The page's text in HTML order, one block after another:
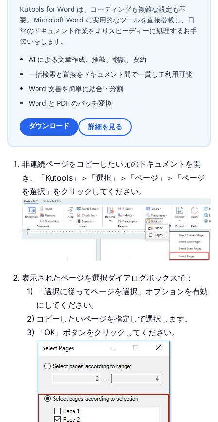
Kutools for Word は、コーディングも複雑な設定も不
要。Microsoft Word に実用的なツールを直接搭載し、日
常のドキュメント作業をよりスピーディーに処理するお手
伝いをします。
AI による文章作成、推敲、翻訳、要約
一括検索と置換をドキュメント間で一貫して利用可能
Word 文書を簡単に結合・分割
Word と PDF のバッチ変換
ダウンロード 詳細を見る
非連続ページをコピーしたい元のドキュメントを開
き、「Kutools」＞「選択」＞「ページ」＞「ページ
を選択」をクリックしてください。
表示されたページを選択ダイアログボックスで：
「選択に従ってページを選択」オプションを有効
にしてください。
コピーしたいページを指定して選択します。
「OK」ボタンをクリックしてください。